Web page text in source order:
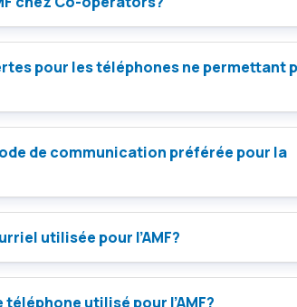
pour les téléphones ne permettant
de communication préférée pour la
utilisée pour l’AMF?
utilisé pour l’AMF?